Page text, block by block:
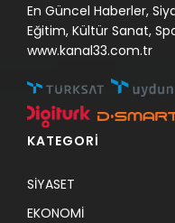
En Güncel Haberler,
Eğitim, Kültür Sanat,
www.kanal33.com.tr
KATEGORİ
SİYASET
EKONOMİ